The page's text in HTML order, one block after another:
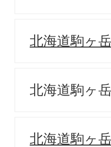
北海道駒ヶ
北海道駒ヶ
北海道駒ヶ